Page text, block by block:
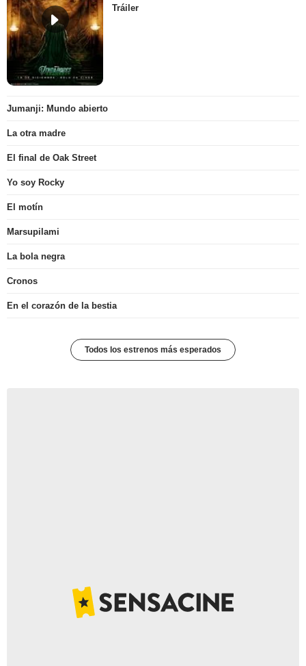
Tráiler
Jumanji: Mundo abierto
La otra madre
El final de Oak Street
Yo soy Rocky
El motín
Marsupilami
La bola negra
Cronos
En el corazón de la bestia
Todos los estrenos más esperados